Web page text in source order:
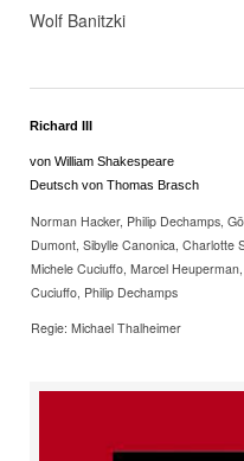
Wolf Banitzki
Richard III
von William Shakespeare
Deutsch von Thomas Brasch
Norman Hacker, Philip Dechamps,
Dumont, Sibylle Canonica, Charlotte
Michele Cuciuffo, Marcel
Cuciuffo, Philip Dechamps
Regie: Michael Thalheimer